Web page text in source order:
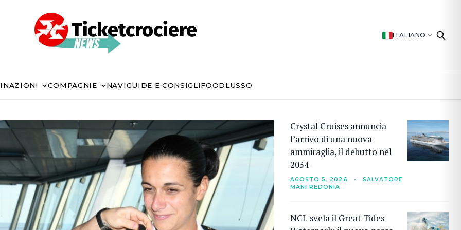
ITALIANO
COMPAGNIE NAVIGUIDE E CONSIGLIFOODLUSSO
Crystal Cruises annuncia
l’arrivo di una nuova
ammiraglia, il debutto nel
2034
AGOSTO 5, 2026 •
SALVATORE
MANFREDONIA
NCL svela il Great Tides